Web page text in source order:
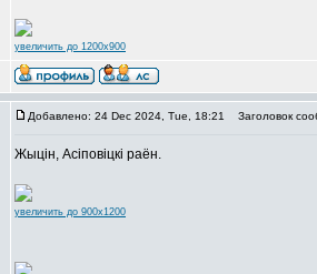
увеличить до 1200x900
Добавлено: 24 Dec 2024, Tue, 18:21 Заголовок
Жыцін, Асіповіцкі раён.
увеличить до 900x1200